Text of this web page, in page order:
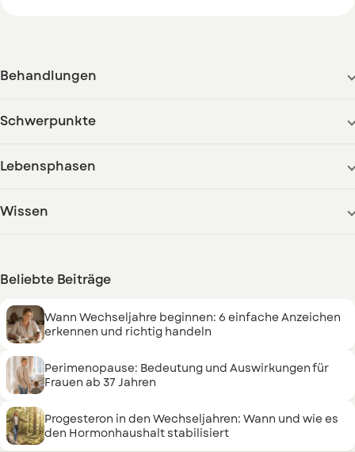
Behandlungen
Schwerpunkte
Lebensphasen
Wissen
Beliebte Beiträge
Wann Wechseljahre beginnen: 6 einfache Anzeichen
erkennen und richtig handeln
Perimenopause: Bedeutung und Auswirkungen für
Frauen ab 37 Jahren
Progesteron in den Wechseljahren: Wann und wie es
den Hormonhaushalt stabilisiert